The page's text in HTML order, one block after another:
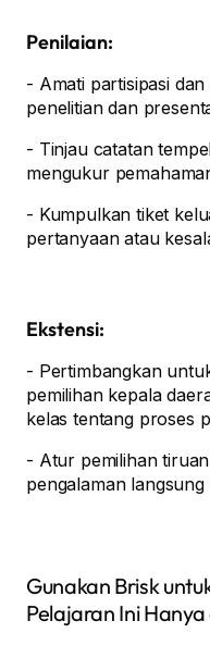
Penilaian:
- Amati partisipasi
penelitian dan
- Tinjau catatan
mengukur
- Kumpulkan tiket
pertanyaan atau
Ekstensi:
- Pertimbangkan
pemilihan kepala
kelas tentang proses
- Atur pemilihan
pengalaman
Gunakan Brisk
Pelajaran Ini